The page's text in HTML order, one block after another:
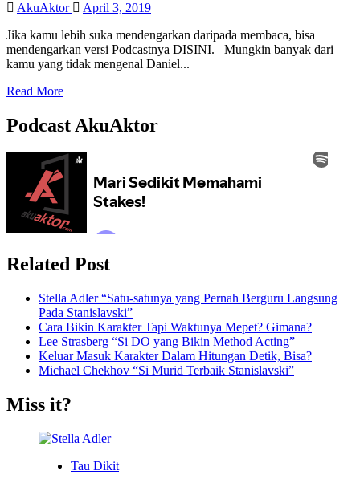
AkuAktor
April 3, 2019
Jika kamu lebih suka mendengarkan daripada membaca, bisa
mendengarkan versi Podcastnya DISINI. Mungkin banyak dari
kamu yang tidak mengenal Daniel...
Read MoreRead
about
[Acting
Lincoln;
Dimana
Daniel
Lewis?
Podcast AkuAktor
Related Post
Stella Adler “Satu-satunya yang Pernah Berguru Langsung
Pada Stanislavski”
Cara Bikin Karakter Tapi Waktunya Mepet? Gimana?
Lee Strasberg “Si DO yang Bikin Method Acting”
Keluar Masuk Karakter Dalam Hitungan Detik, Bisa?
Michael Chekhov “Si Murid Terbaik Stanislavski”
Miss it?
Tau Dikit